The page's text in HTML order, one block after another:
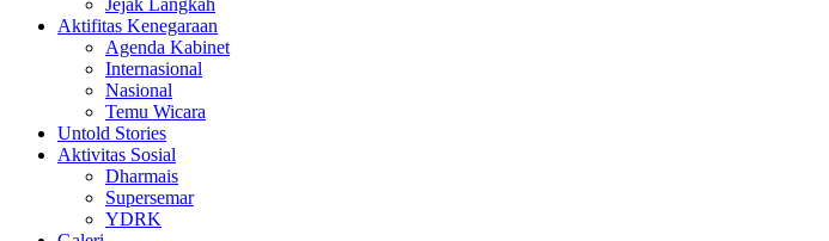
Jejak Langkah
Aktifitas Kenegaraan
Agenda Kabinet
Internasional
Nasional
Temu Wicara
Untold Stories
Aktivitas Sosial
Dharmais
Supersemar
YDRK